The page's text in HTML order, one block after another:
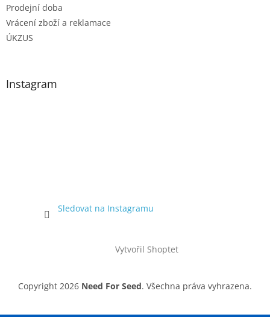
Prodejní doba
Vrácení zboží a reklamace
ÚKZUS
Instagram
Sledovat na Instagramu
Vytvořil Shoptet
Copyright 2026 Need For Seed. Všechna práva vyhrazena.